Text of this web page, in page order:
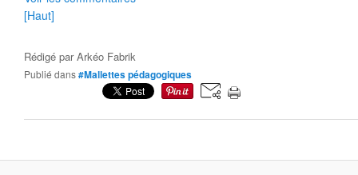
[Haut]
Rédigé parArkéo Fabrik
Publié dans#Mallettes pédagogiques